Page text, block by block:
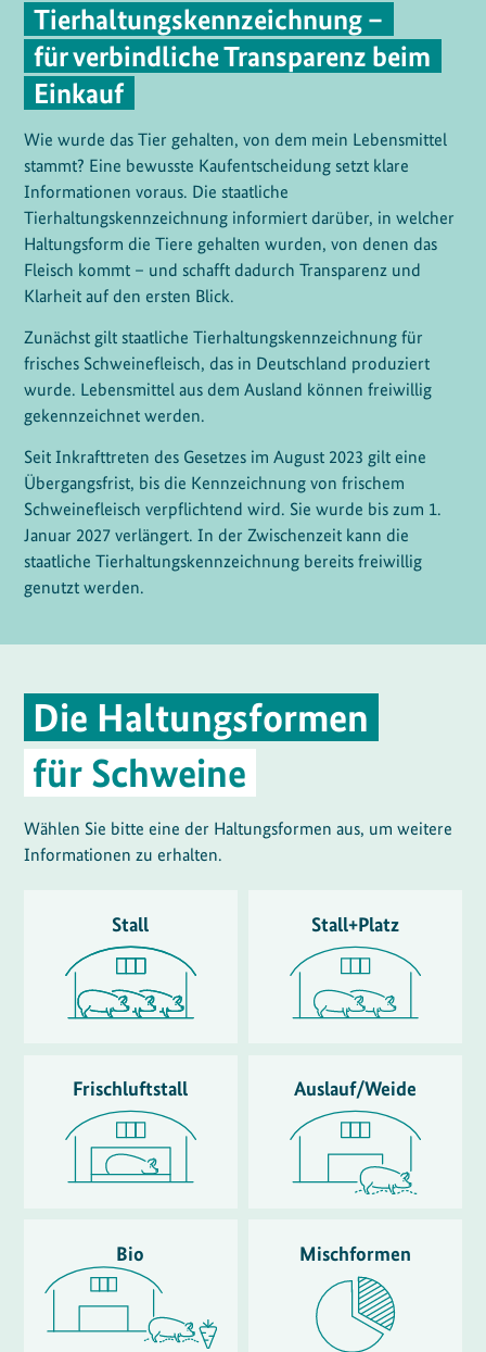
Tierhaltungskennzeichnung –
für verbindliche Transparenz beim
Einkauf
Wie wurde das Tier gehalten, von dem mein Lebensmittel
stammt? Eine bewusste Kaufentscheidung setzt klare
Informationen voraus. Die staatliche
Tierhaltungskennzeichnung informiert darüber, in welcher
Haltungsform die Tiere gehalten wurden, von denen das
Fleisch kommt – und schafft dadurch Transparenz und
Klarheit auf den ersten Blick.
Zunächst gilt staatliche Tierhaltungskennzeichnung für
frisches Schweinefleisch, das in Deutschland produziert
wurde. Lebensmittel aus dem Ausland können freiwillig
gekennzeichnet werden.
Seit Inkrafttreten des Gesetzes im August 2023 gilt eine
Übergangsfrist, bis die Kennzeichnung von frischem
Schweinefleisch verpflichtend wird. Sie wurde bis zum 1.
Januar 2027 verlängert. In der Zwischenzeit kann die
staatliche Tierhaltungskennzeichnung bereits freiwillig
genutzt werden.
Die Haltungsformen
für Schweine
Wählen Sie bitte eine der Haltungsformen aus, um weitere
Informationen zu erhalten.
Stall Stall+Platz
Frischluftstall Auslauf/Weide
Bio Mischformen